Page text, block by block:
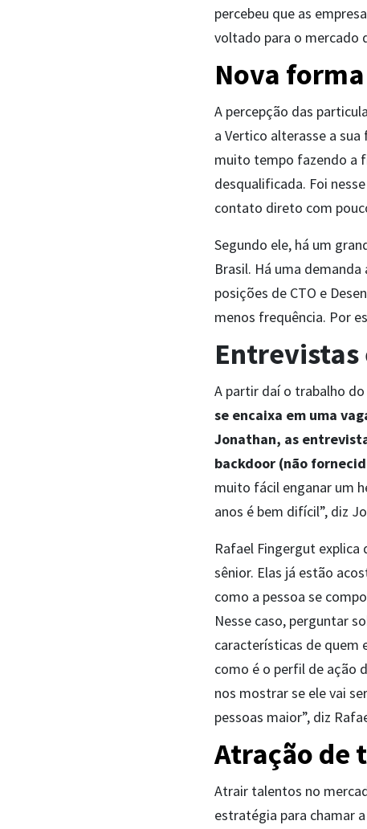
percebeu que as
voltado para o mercado
Nova
A percepção das
a Vertico alterasse a
muito tempo fazendo a
desqualificada. Foi
contato direto com
Segundo ele, há um
Brasil. Há uma
posições de CTO e
menos frequência. Por
A partir daí o trabalho
se encaixa em uma
Jonathan, as
backdoor (não
muito fácil enganar um
anos é bem difícil”, diz
Rafael Fingergut explica
sênior. Elas já estão
como a pessoa se
Nesse caso, perguntar
características de quem
como é o perfil de ação
nos mostrar se ele vai
pessoas maior”, diz
Atração de
Atrair talentos no
estratégia para chamar